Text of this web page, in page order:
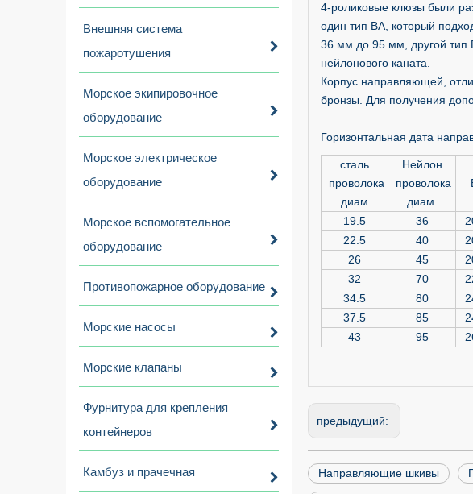
Внешняя система
пожаротушения
Морское экипировочное
оборудование
Морское электрическое
оборудование
Морское вспомогательное
оборудование
Противопожарное оборудование
Морские насосы
Морские клапаны
Фурнитура для крепления
контейнеров
Камбуз и прачечная
4-роликовые клюзы были
один тип BA, который
36 мм до 95 мм, другой тип
нейлонового каната.
Корпус направляющей,
бронзы. Для получения
Горизонтальная дата
сталь
проволока
диам.
Нейлон
проволока
диам.
19.5 36
22.5
40
26
45
32
70
34.5
80
37.5
85
43
95
предыдущий:
Направляющие шкивы